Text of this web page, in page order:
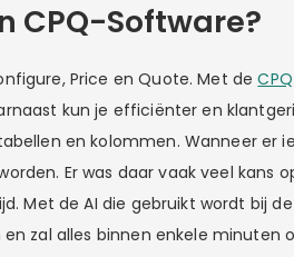
CPQ-Software?
Price en Quote. Met deCPQ
kun je efficiënter en
en kolommen. Wanneer er
Er was daar vaak veel
Met de AI die gebruikt wordt bij
zal alles binnen enkele minuten